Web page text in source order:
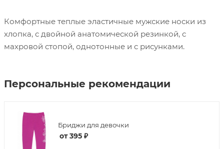
Комфортные теплые эластичные мужские носки из
хлопка, с двойной анатомической резинкой, с
махровой стопой, однотонные и с рисунками.
Персональные рекомендации
Бриджи для девочки
от395 ₽